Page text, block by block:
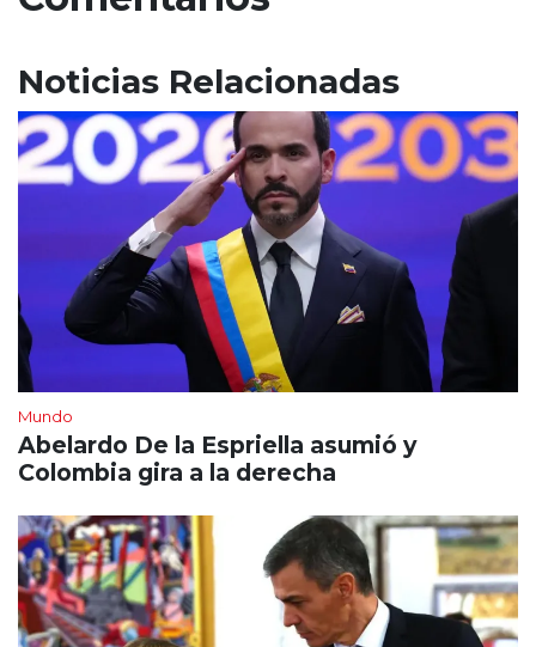
Noticias Relacionadas
Mundo
Abelardo De la Espriella asumió y
Colombia gira a la derecha